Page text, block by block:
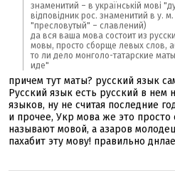
знаменитий – в українській мові
відповідник рос. знаменитий в у.
"пресловутый" – славлений)
да вся ваша мова состоит из
мовы, просто сборще левых слов,
то ли дело монголо-татарские
иде"
причем тут маты? русский язык
Русский язык есть русский в нем
языков, ну не считая последние
и прочее, Укр мова же это
называют мовой, а азаров
пахабит эту мову! правильно